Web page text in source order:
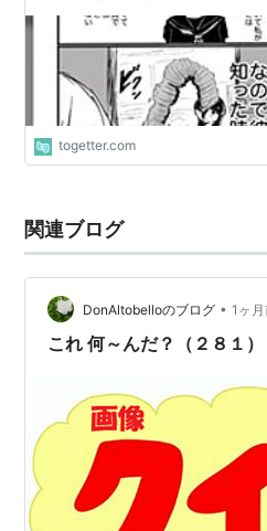
togetter.com
関連ブログ
DonAltobelloのブログ • 1ヶ
これ 何～んだ？（２８１）